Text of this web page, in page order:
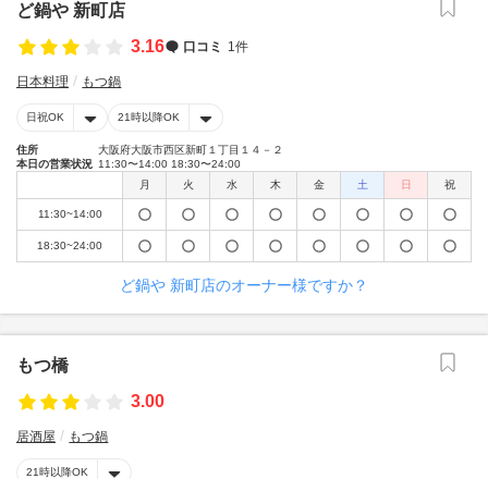
ど鍋や 新町店
3.16
口コミ 1件
日本料理 もつ鍋
日祝OK 21時以降OK
住所
大阪府大阪市西区新町１丁目１４－２
本日の営業状況 11:30〜14:00 18:30〜24:00
月
火 水 木 金 土 日 祝
11:30~14:00
18:30~24:00
ど鍋や 新町店のオーナー様ですか？
もつ橋
3.00
居酒屋 もつ鍋
21時以降OK